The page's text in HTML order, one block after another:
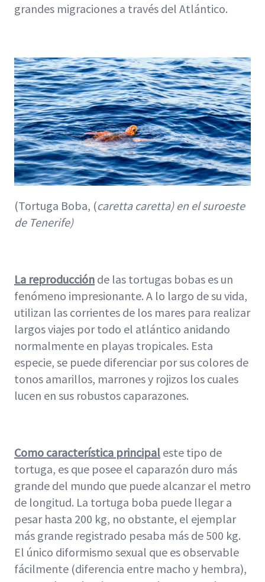
grandes migraciones a través del Atlántico.
(Tortuga Boba, (caretta caretta) en el suroeste
de Tenerife)
La reproducción de las tortugas bobas es un
fenómeno impresionante. A lo largo de su vida,
utilizan las corrientes de los mares para realizar
largos viajes por todo el atlántico anidando
normalmente en playas tropicales. Esta
especie, se puede diferenciar por sus colores de
tonos amarillos, marrones y rojizos los cuales
lucen en sus robustos caparazones.
Como característica principal este tipo de
tortuga, es que posee el caparazón duro más
grande del mundo que puede alcanzar el metro
de longitud. La tortuga boba puede llegar a
pesar hasta 200 kg, no obstante, el ejemplar
más grande registrado pesaba más de 500 kg.
El único diformismo sexual que es observable
fácilmente (diferencia entre macho y hembra),